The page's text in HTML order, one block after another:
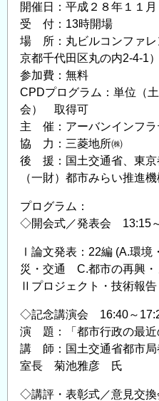
開催日：平成２８年１１月
受 付：13時開場
場 所：丸ビルコンファ
京都千代田区丸の内2-4-1）
参加費：無料
CPDプログラム：単位（
会） 取得可
主 催：アーバンインフラ
協 力：三菱地所㈱
後 援：国土交通省、東京
（一財）都市みらい推進
プログラム：
◇開会式／発表会 13:15
Ⅰ論文発表：22編 (A.環
災・交通 C.都市の再興・
Ⅱプロジェクト・技術報
◇記念講演会 16:40～
演 題：「都市行政の最近
講 師：国土交通省都市
室長 菊池雅彦 氏
◇講評・表彰式／意見交